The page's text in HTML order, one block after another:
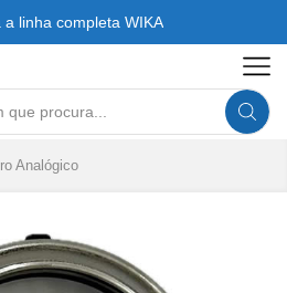
a linha completa WIKA
Search
Analógico